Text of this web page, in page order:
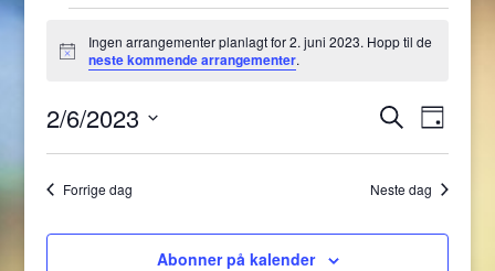
Arrangementer
den
juni
2023
Merknad
Ingen arrangementer planlagt for 2. juni 2023. Hopp til de
neste kommende arrangementer.
Search
Views
Søk Dag
2/6/2023
Forrige dag Neste dag
Abonner på kalender